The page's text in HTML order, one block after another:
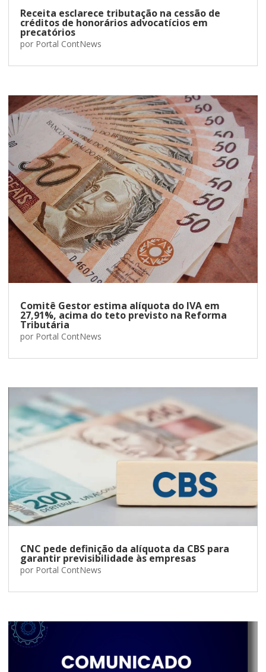
Receita esclarece tributação na cessão de
créditos de honorários advocatícios em
precatórios
por Portal ContNews
Comitê Gestor estima alíquota do IVA em
27,91%, acima do teto previsto na Reforma
Tributária
por Portal ContNews
CNC pede definição da alíquota da CBS para
garantir previsibilidade às empresas
por Portal ContNews